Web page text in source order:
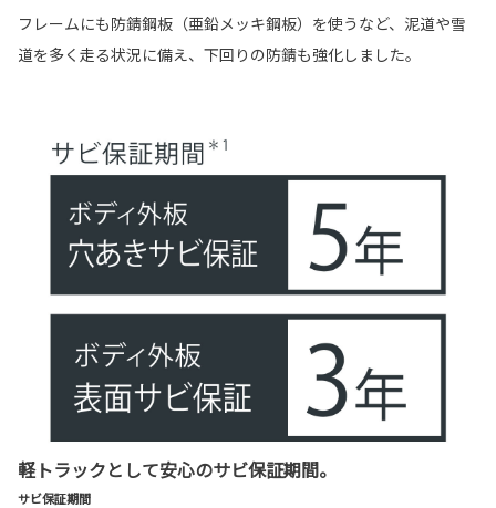
フレームにも防錆鋼板（亜鉛メッキ鋼板）を使うなど、泥道や雪
道を多く走る状況に備え、下回りの防錆も強化しました。
軽トラックとして安心のサビ保証期間。
サビ保証期間